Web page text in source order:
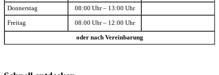
Donnerstag 08:00 Uhr – 13:00 Uhr
Freitag 08:00 Uhr – 12:00 Uhr
oder nach Vereinbarung